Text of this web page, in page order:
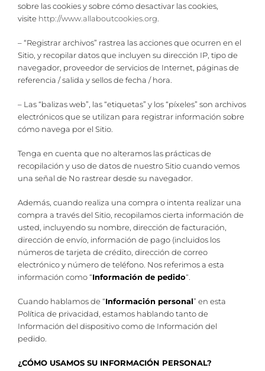
sobre las cookies y sobre cómo desactivar las cookies,
visite http://www.allaboutcookies.org
– “Registrar archivos” rastrea las acciones que ocurren en el
Sitio, y recopilar datos que incluyen su dirección IP, tipo de
navegador, proveedor de servicios de Internet, páginas de
referencia / salida y sellos de fecha / hora.
– Las “balizas web”, las “etiquetas” y los “píxeles” son archivos
electrónicos que se utilizan para registrar información sobre
cómo navega por el Sitio.
Tenga en cuenta que no alteramos las prácticas de
recopilación y uso de datos de nuestro Sitio cuando vemos
una señal de No rastrear desde su navegador.
Además, cuando realiza una compra o intenta realizar una
compra a través del Sitio, recopilamos cierta información de
usted, incluyendo su nombre, dirección de facturación,
dirección de envío, información de pago (incluidos los
números de tarjeta de crédito, dirección de correo
electrónico y número de teléfono. Nos referimos a esta
información como “Información de pedido“.
Cuando hablamos de “Información personal” en esta
Política de privacidad, estamos hablando tanto de
Información del dispositivo como de Información del
pedido.
¿CÓMO USAMOS SU INFORMACIÓN PERSONAL?